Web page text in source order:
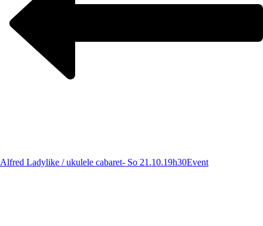
Alfred Ladylike / ukulele cabaret- So 21.10.19h30Event